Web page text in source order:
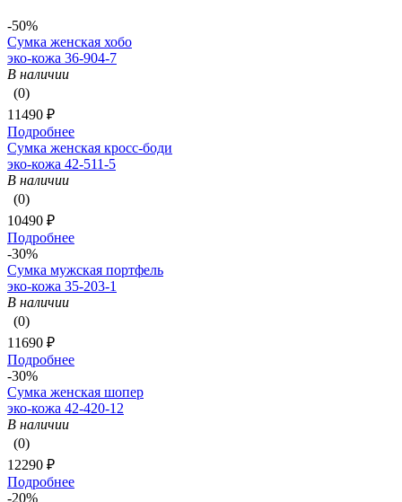
-50%
Сумка женская хобо
эко-кожа 36-904-7
В наличии
(0)
11490 ₽
Подробнее
Сумка женская кросс-боди
эко-кожа 42-511-5
В наличии
(0)
10490 ₽
Подробнее
-30%
Сумка мужская портфель
эко-кожа 35-203-1
В наличии
(0)
11690 ₽
Подробнее
-30%
Сумка женская шопер
эко-кожа 42-420-12
В наличии
(0)
12290 ₽
Подробнее
-20%